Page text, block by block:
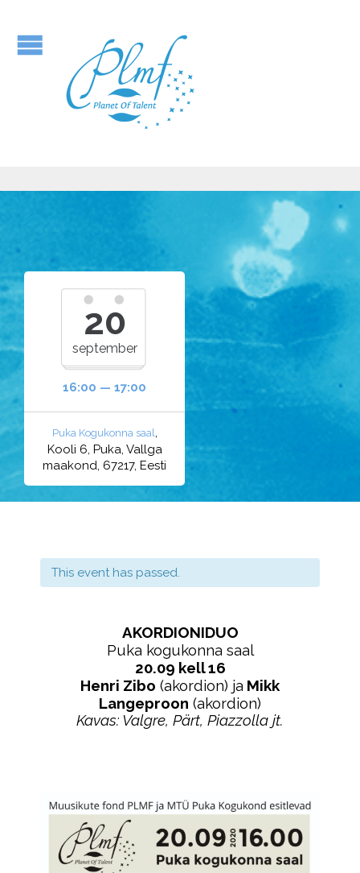
20
september
16:00 — 17:00
Puka Kogukonna saal,
Kooli 6, Puka, Vallga
maakond, 67217, Eesti
This event has passed.
AKORDIONIDUO
Puka kogukonna saal
20.09 kell 16
Henri Zibo (akordion) ja Mikk
Langeproon (akordion)
Kavas: Valgre, Pärt, Piazzolla jt.